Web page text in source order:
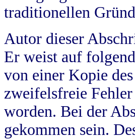
traditionellen
Autor dieser
Er weist auf
von einer Kopie
zweifelsfreie
worden. Bei der
gekommen sein.